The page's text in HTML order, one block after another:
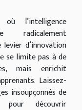
l’intelligence
radicalement
levier d’innovation
se limite pas à de
mais enrichit
Laissez-
insoupçonnés de
pour découvrir